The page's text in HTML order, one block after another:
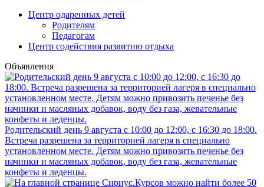
Центр одаренных детей
Родителям
Педагогам
Центр содействия развитию отдыха
Объявления
Родительский день 9 августа с 10:00 до 12:00, с 16:30 до 18:00.
Встреча разрешена за территорией лагеря в специально
установленном месте. Детям можно привозить печенье без
начинки и масляных добавок, воду без газа, жевательные
конфеты и леденцы.